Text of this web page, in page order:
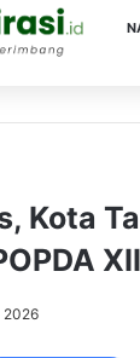
Kota
2026